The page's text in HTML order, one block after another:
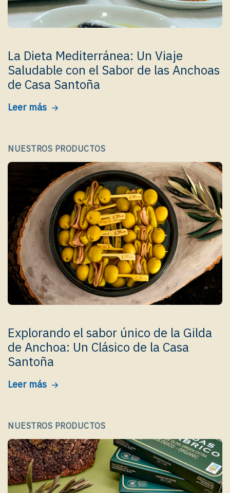
La Dieta Mediterránea: Un Viaje
Saludable con el Sabor de las Anchoas
de Casa Santoña
Leer más
NUESTROS PRODUCTOS
Explorando el sabor único de la Gilda
de Anchoa: Un Clásico de la Casa
Santoña
Leer más
NUESTROS PRODUCTOS